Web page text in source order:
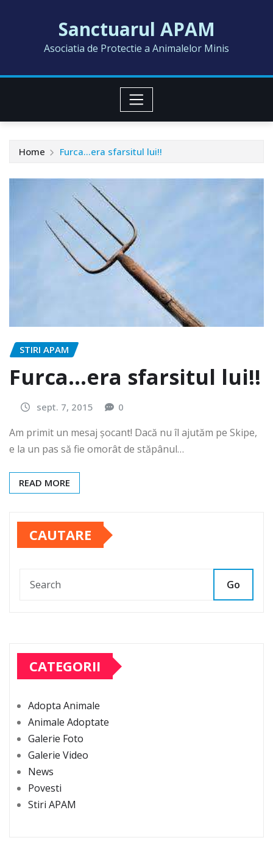
Sanctuarul APAM
Asociatia de Protectie a Animalelor Minis
Home Furca…era sfarsitul lui!!
STIRI APAM
Furca…era sfarsitul lui!!
sept. 7, 2015 0
Am primit un mesaj șocant! Dacă nu îl ajutăm pe Skipe,
e la un pas să fie omorât de stăpânul…
READ MORE
CAUTARE
Go
CATEGORII
Adopta Animale
Animale Adoptate
Galerie Foto
Galerie Video
News
Povesti
Stiri APAM